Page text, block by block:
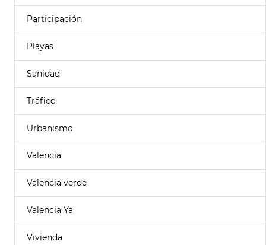
Participación
Playas
Sanidad
Tráfico
Urbanismo
Valencia
Valencia verde
Valencia Ya
Vivienda